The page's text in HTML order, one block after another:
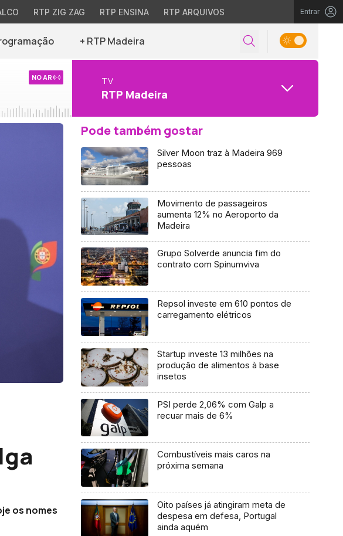
RTP ZIG ZAG RTP ENSINA RTP ARQUIVOS Entrar
+ RTP Madeira
NO AR TV
RTP Madeira
os nomes
Pode também gostar
Silver Moon traz à Madeira 969
pessoas
Movimento de passageiros
aumenta 12% no Aeroporto da
Madeira
Grupo Solverde anuncia fim do
contrato com Spinumviva
Repsol investe em 610 pontos de
carregamento elétricos
Startup investe 13 milhões na
produção de alimentos à base
insetos
PSI perde 2,06% com Galp a
recuar mais de 6%
Combustíveis mais caros na
próxima semana
Oito países já atingiram meta de
despesa em defesa, Portugal
ainda aquém